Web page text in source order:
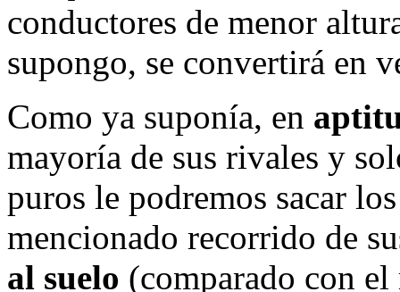
conductores de menor
supongo, se convertirá en
Como ya suponía, en
mayoría de sus rivales y
puros le podremos sacar
mencionado recorrido de
al suelo (comparado con